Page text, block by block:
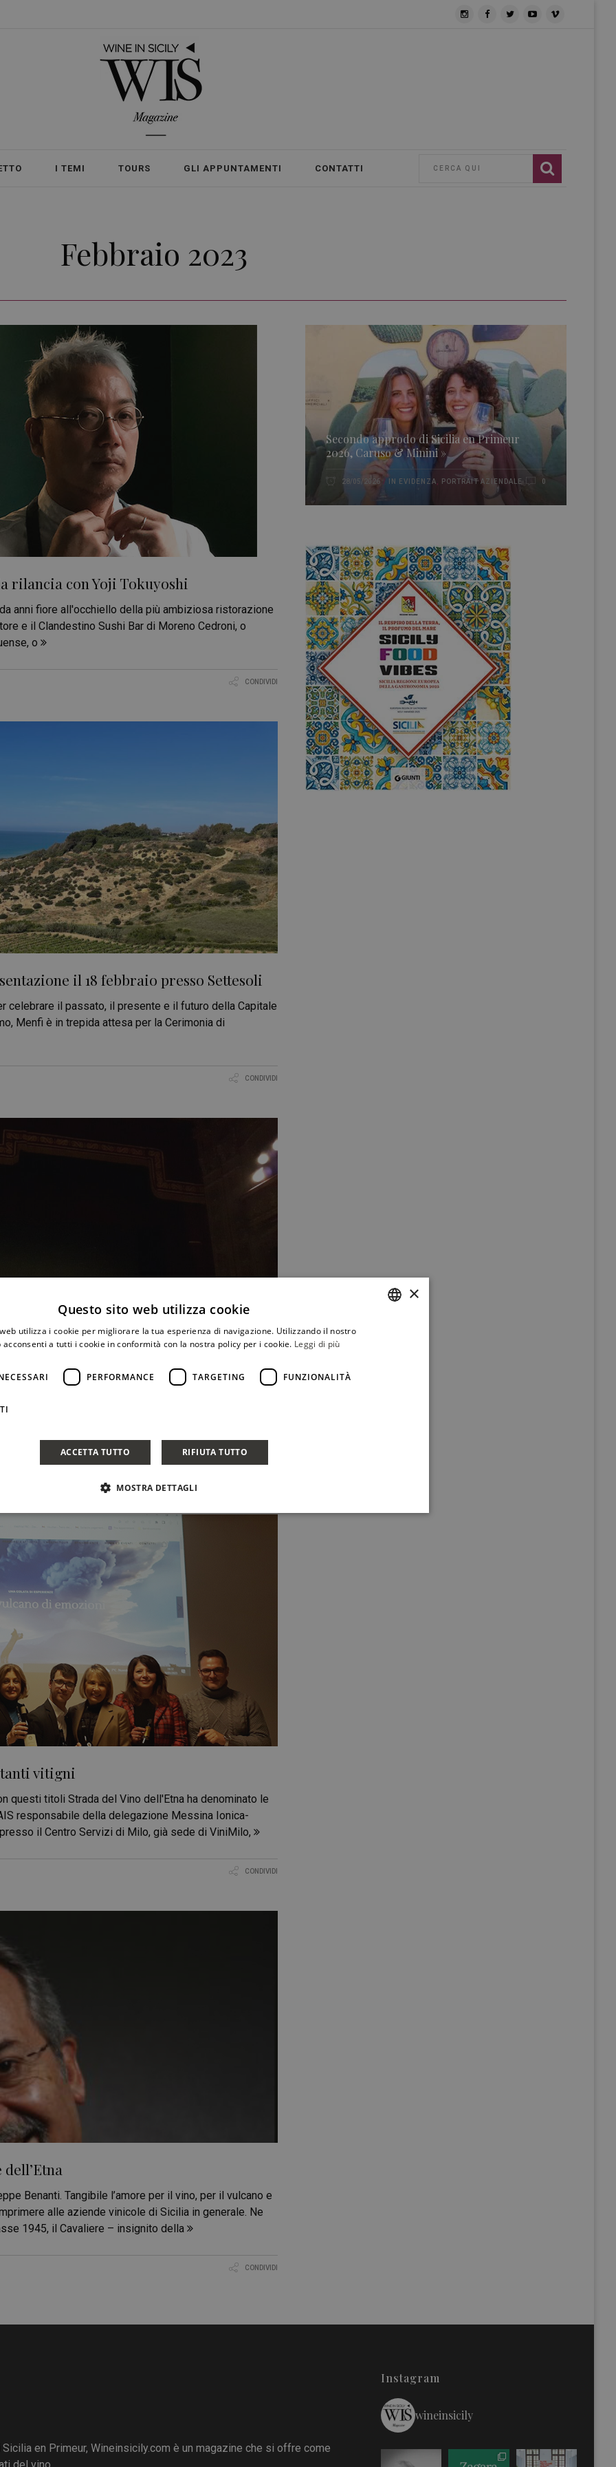
I TEMI TOURS GLI APPUNTAMENTI CONTATTI
Febbraio 2023
rilancia con Yoji Tokuyoshi
anni fiore all'occhiello della più ambiziosa ristorazione
e il Clandestino Sushi Bar di Moreno Cedroni, o
o
CONDIVIDI
il 18 febbraio presso Settesoli
celebrare il passato, il presente e il futuro della Capitale
Menfi è in trepida attesa per la Cerimonia di
CONDIVIDI
nei teatri di Catania
e vino dedicata alle pregevolezze del Cerasuolo
compimento il 2 febbraio scorso al Teatro Sangiorgi e
per festeggiare anche i 50 anni dalla
tanti vitigni
questi titoli Strada del Vino dell'Etna ha denominato le
responsabile della delegazione Messina Ionica-
il Centro Servizi di Milo, già sede di ViniMilo,
CONDIVIDI
Benanti. Tangibile l’amore per il vino, per il vulcano e
alle aziende vinicole di Sicilia in generale. Ne
1945, il Cavaliere – insignito della
CONDIVIDI
Secondo approdo di Sicilia en Primeur
2026, Caruso & Minini »
28/05/2026 IN EVIDENZA PORTRAIT AZIENDALE 0
en Primeur, Wineinsicily.com è un magazine che si offre come
Instagram
wineinsicily
×
Questo sito web utilizza cookie
utilizza i cookie per migliorare la tua esperienza di navigazione. Utilizzando il nostro
acconsenti a tutti i cookie in conformità con la nostra policy per i cookie. Leggi di più
PERFORMANCE TARGETING FUNZIONALITÀ
ACCETTA TUTTO RIFIUTA TUTTO
MOSTRA DETTAGLI